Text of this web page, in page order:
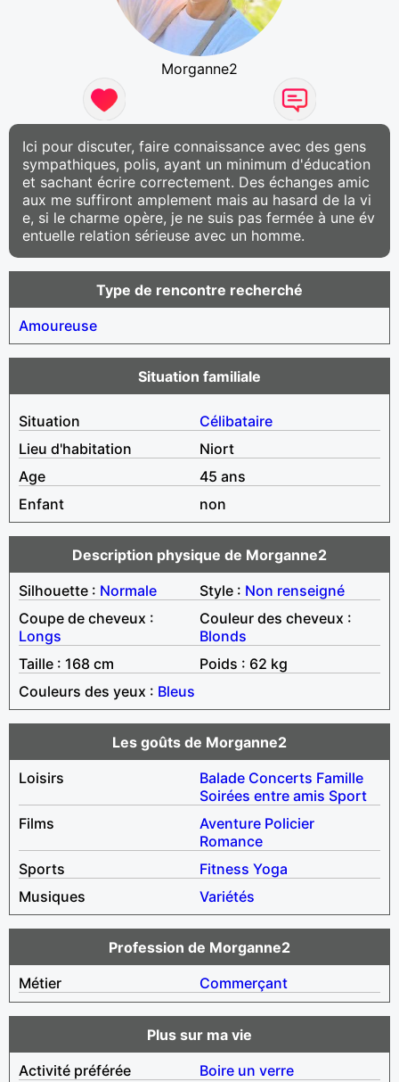
Morganne2
Ici pour discuter, faire connaissance avec des gens
sympathiques, polis, ayant un minimum d'éducation
et sachant écrire correctement. Des échanges amic
aux me suffiront amplement mais au hasard de la vi
e, si le charme opère, je ne suis pas fermée à une év
entuelle relation sérieuse avec un homme.
Type de rencontre recherché
Amoureuse
Situation familiale
Situation
Célibataire
Lieu d'habitation
Niort
Age
45 ans
Enfant
non
Description physique de Morganne2
Silhouette : Normale Style : Non renseigné
Coupe de cheveux :
Longs
Couleur des cheveux :
Blonds
Taille : 168 cm
Poids : 62 kg
Couleurs des yeux : Bleus
Les goûts de Morganne2
Loisirs
Balade Concerts Famille
Soirées entre amis Sport
Films
Aventure Policier
Romance
Sports
Fitness Yoga
Musiques
Variétés
Profession de Morganne2
Métier
Commerçant
Plus sur ma vie
Activité préférée
Boire un verre